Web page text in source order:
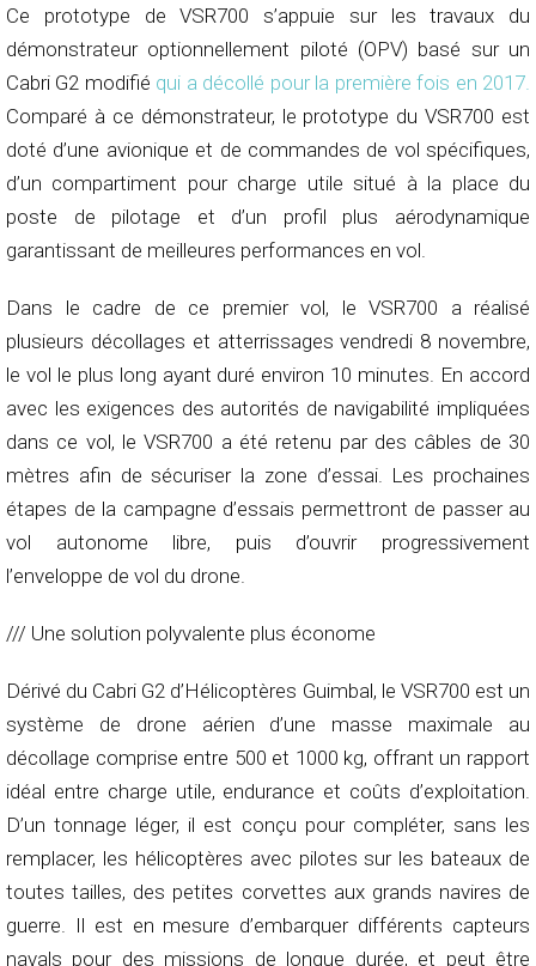
Ce prototype de VSR700 s’appuie sur les travaux du
démonstrateur optionnellement piloté (OPV) basé sur un
Cabri G2 modifié qui a décollé pour la première fois en 2017.
Comparé à ce démonstrateur, le prototype du VSR700 est
doté d’une avionique et de commandes de vol spécifiques,
d’un compartiment pour charge utile situé à la place du
poste de pilotage et d’un profil plus aérodynamique
garantissant de meilleures performances en vol.
Dans le cadre de ce premier vol, le VSR700 a réalisé
plusieurs décollages et atterrissages vendredi 8 novembre,
le vol le plus long ayant duré environ 10 minutes. En accord
avec les exigences des autorités de navigabilité impliquées
dans ce vol, le VSR700 a été retenu par des câbles de 30
mètres afin de sécuriser la zone d’essai. Les prochaines
étapes de la campagne d’essais permettront de passer au
vol autonome libre, puis d’ouvrir progressivement
l’enveloppe de vol du drone.
/// Une solution polyvalente plus économe
Dérivé du Cabri G2 d’Hélicoptères Guimbal, le VSR700 est un
système de drone aérien d’une masse maximale au
décollage comprise entre 500 et 1000 kg, offrant un rapport
idéal entre charge utile, endurance et coûts d’exploitation.
D’un tonnage léger, il est conçu pour compléter, sans les
remplacer, les hélicoptères avec pilotes sur les bateaux de
toutes tailles, des petites corvettes aux grands navires de
guerre. Il est en mesure d’embarquer différents capteurs
navals pour des missions de longue durée, et peut être